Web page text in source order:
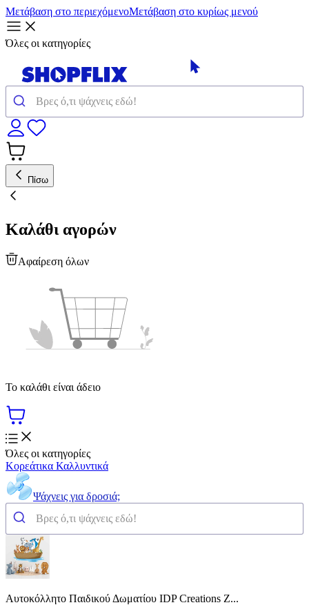
Μετάβαση στο περιεχόμενοΜετάβαση στο κυρίως μενού
Όλες οι κατηγορίες
Πίσω
Καλάθι αγορών
Αφαίρεση όλων
Το καλάθι είναι άδειο
Όλες οι κατηγορίες
Κορεάτικα Καλλυντικά
Ψάχνεις για δροσιά;
Αυτοκόλλητo Παιδικού Δωματίου IDP Creations Ζ...